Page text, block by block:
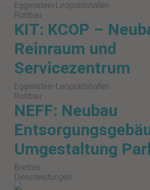
Eggenstein-Leopoldshafen
Rohbau
KIT: KCOP –
Reinraum und
Servicezentrum
Eggenstein-Leopoldshafen
Rohbau
NEFF: Neubau
Umgestaltung
Bretten
Dienstleistungen